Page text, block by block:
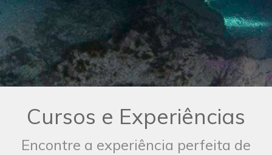
Cursos e Experiências
Encontre a experiência perfeita de